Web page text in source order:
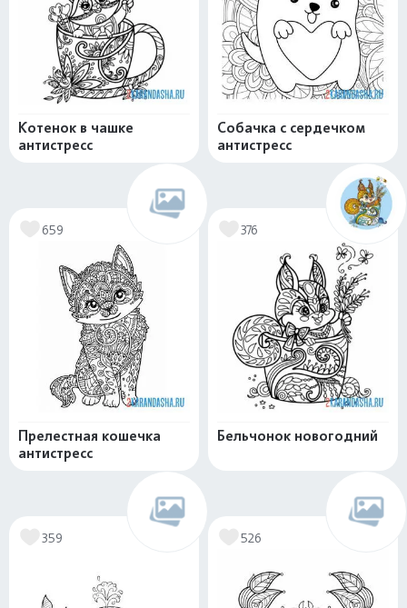
Котенок в чашке
антистресс
Собачка с сердечком
антистресс
659
Прелестная кошечка
антистресс
376
Бельчонок новогодний
359 526